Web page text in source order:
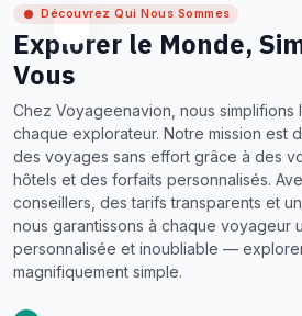
Découvrez Qui Nous Sommes
Explorer le Monde,
Vous
Chez Voyageenavion, nous
chaque explorateur. Notre mission est
des voyages sans effort grâce à des
hôtels et des forfaits personnalisés.
conseillers, des tarifs transparents et
nous garantissons à chaque voyageur
personnalisée et inoubliable —
magnifiquement simple.